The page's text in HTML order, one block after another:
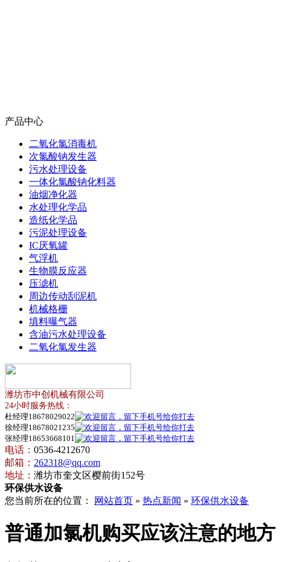
产品中心
二氧化氯消毒机
次氯酸钠发生器
污水处理设备
一体化氯酸钠化料器
油烟净化器
水处理化学品
造纸化学品
污泥处理设备
IC厌氧罐
气浮机
生物膜反应器
压滤机
周边传动刮泥机
机械格栅
填料曝气器
含油污水处理设备
二氧化氯发生器
潍坊市中创机械有限公司
24小时服务热线：
杜经理18678029022
徐经理18678021235
张经理18653668101
电话： 0536-4212670
邮箱： 262318@qq.com
地址： 潍坊市奎文区樱前街152号
环保供水设备
您当前所在的位置：
网站首页 » 热点新闻 » 环保供水设备
普通加氯机购买应该注意的地方